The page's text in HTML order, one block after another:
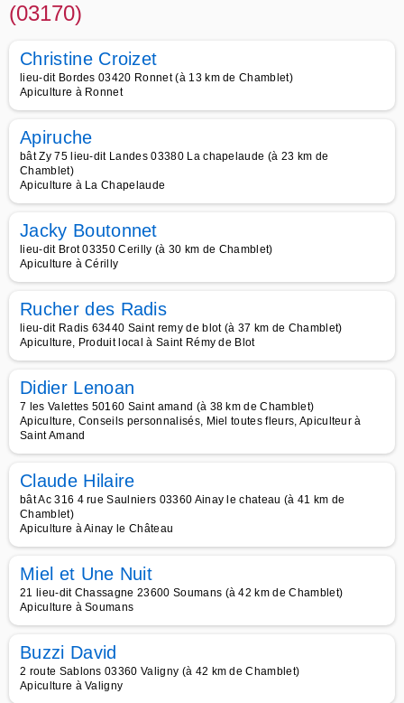
(03170)
Christine Croizet
lieu-dit Bordes 03420 Ronnet (à 13 km de Chamblet)
Apiculture à Ronnet
Apiruche
bât Zy 75 lieu-dit Landes 03380 La chapelaude (à 23 km de
Chamblet)
Apiculture à La Chapelaude
Jacky Boutonnet
lieu-dit Brot 03350 Cerilly (à 30 km de Chamblet)
Apiculture à Cérilly
Rucher des Radis
lieu-dit Radis 63440 Saint remy de blot (à 37 km de Chamblet)
Apiculture, Produit local à Saint Rémy de Blot
Didier Lenoan
7 les Valettes 50160 Saint amand (à 38 km de Chamblet)
Apiculture, Conseils personnalisés, Miel toutes fleurs, Apiculteur à
Saint Amand
Claude Hilaire
bât Ac 316 4 rue Saulniers 03360 Ainay le chateau (à 41 km de
Chamblet)
Apiculture à Ainay le Château
Miel et Une Nuit
21 lieu-dit Chassagne 23600 Soumans (à 42 km de Chamblet)
Apiculture à Soumans
Buzzi David
2 route Sablons 03360 Valigny (à 42 km de Chamblet)
Apiculture à Valigny